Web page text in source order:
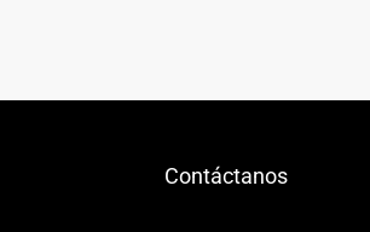
Contáctanos